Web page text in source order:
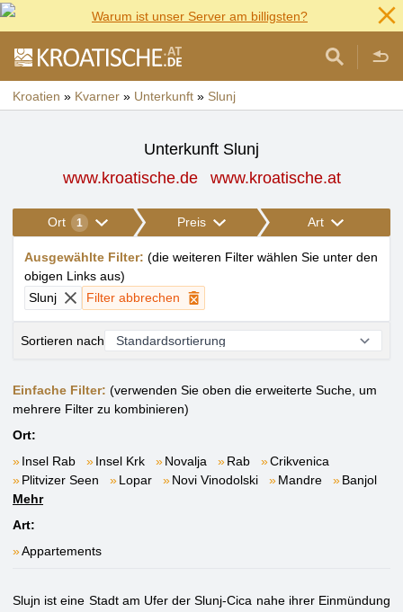
Warum ist unser Server am billigsten?
Kroatien » Kvarner » Unterkunft » Slunj
Unterkunft Slunj
www.kroatische.de
www.kroatische.at
Ort 1 Preis Art
Ausgewählte Filter: (die weiteren Filter wählen Sie unter den
obigen Links aus)
Slunj
Filter abbrechen
Sortieren nach
Einfache Filter: (verwenden Sie oben die erweiterte Suche, um
mehrere Filter zu kombinieren)
Ort:
Insel Rab
Insel Krk Novalja Rab
Crikvenica
Plitvizer Seen
Lopar Novi Vinodolski Mandre
Banjol
Mehr
Art:
Appartements
Slujn ist eine Stadt am Ufer der Slunj-Cica nahe ihrer Einmündung